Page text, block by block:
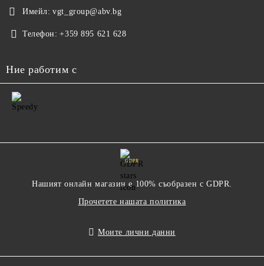
Имейл: vgt_group@abv.bg
Телефон: +359 895 621 628
Ние работим с
GDPR
Нашият онлайн магазин е 100% съобразен с GDPR.
Прочетете нашата политика
Моите лични данни